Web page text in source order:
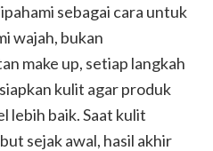
sebagai cara untuk
wajah, bukan
make up, setiap langkah
kulit agar produk
lebih baik. Saat kulit
sejak awal, hasil akhir